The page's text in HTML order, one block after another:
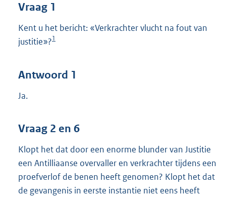
Vraag 1
Kent u het bericht: «Verkrachter vlucht na fout van
justitie»?1
Antwoord 1
Ja.
Vraag 2 en 6
Klopt het dat door een enorme blunder van Justitie
een Antilliaanse overvaller en verkrachter tijdens een
proefverlof de benen heeft genomen? Klopt het dat
de gevangenis in eerste instantie niet eens heeft